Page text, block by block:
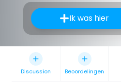
Ik was hier
Discussion Beoordelingen